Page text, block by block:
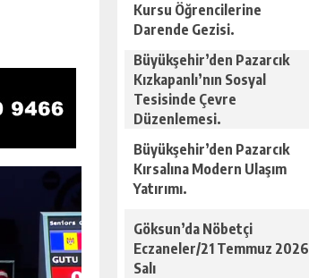
Kursu Öğrencilerine
Darende Gezisi.
Büyükşehir’den Pazarcık
Kızkapanlı’nın Sosyal
Tesisinde Çevre
Düzenlemesi.
Büyükşehir’den Pazarcık
Kırsalına Modern Ulaşım
Yatırımı.
Göksun’da Nöbetçi
Eczaneler/21 Temmuz 2026
Salı